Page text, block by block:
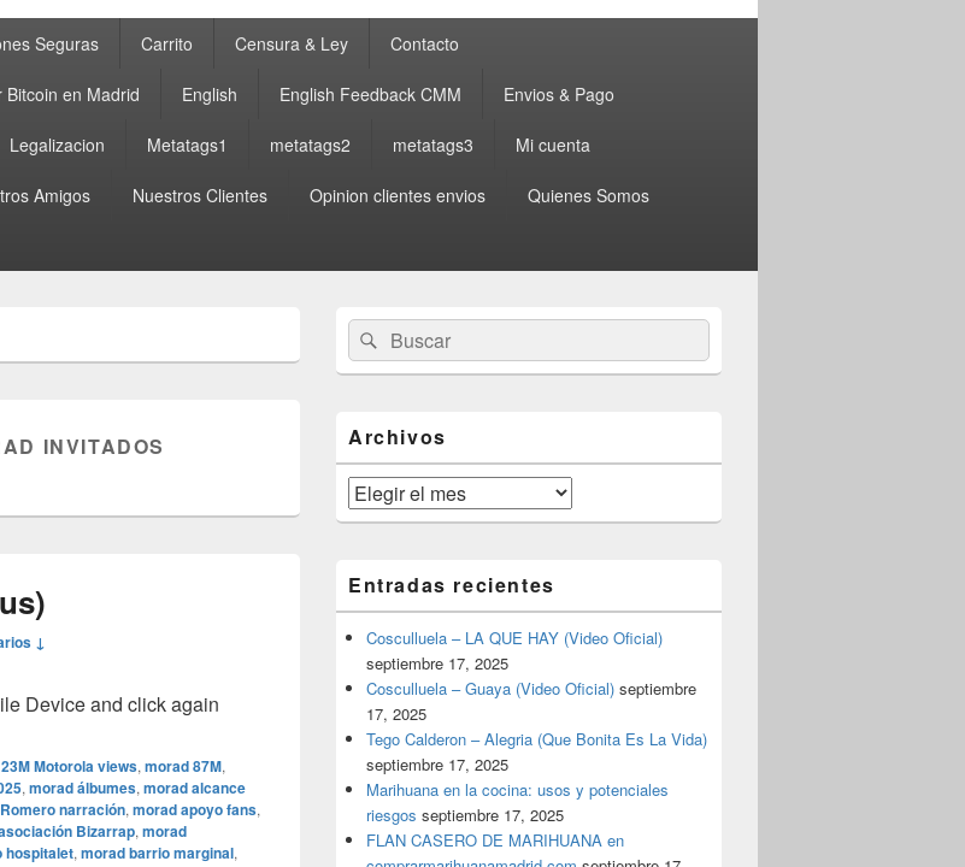
Seguras Carrito Censura & Ley Contacto
Bitcoin en Madrid English English Feedback CMM Envios & Pago
Legalizacion Metatags1 metatags2 metatags3 Mi cuenta
Amigos Nuestros Clientes Opinion clientes envios Quienes Somos
INVITADOS
↓
Device and click again
Motorola views, morad 87M,
, morad álbumes, morad alcance
narración, morad apoyo fans,
Bizarrap, morad
hospitalet, morad barrio marginal,
área
de
widget
lateral
primaria
Buscar
por:
Buscar
Archivos
Archivos
Entradas recientes
Cosculluela – LA QUE HAY (Video Oficial)
septiembre 17, 2025
Cosculluela – Guaya (Video Oficial) septiembre
17, 2025
Tego Calderon – Alegria (Que Bonita Es La Vida)
septiembre 17, 2025
Marihuana en la cocina: usos y potenciales
riesgos septiembre 17, 2025
FLAN CASERO DE MARIHUANA en